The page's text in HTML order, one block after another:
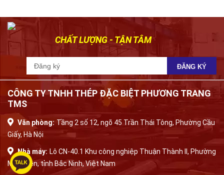
CHẤT LƯỢNG - TẬN TÂM
CÔNG TY TNHH THÉP ĐẶC BIỆT PHƯƠNG TRANG
TMS
Văn phòng: Tầng 2 số 12, ngõ 45 Trần Thái Tông, Phường Cầu
Giấy, Hà Nội
Nhà máy: Lô CN-40.1 Khu công nghiệp Thuận Thành II, Phường
Mão Điền, tỉnh Bắc Ninh, Việt Nam